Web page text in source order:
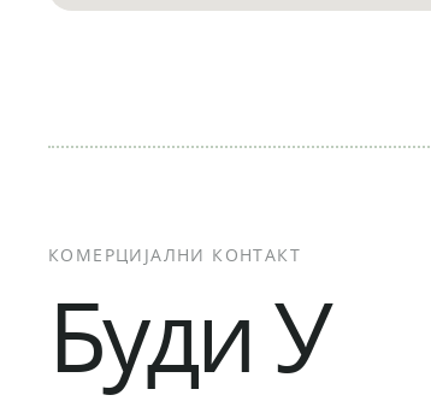
КОМЕРЦИЈАЛНИ КОНТАКТ
Буди У